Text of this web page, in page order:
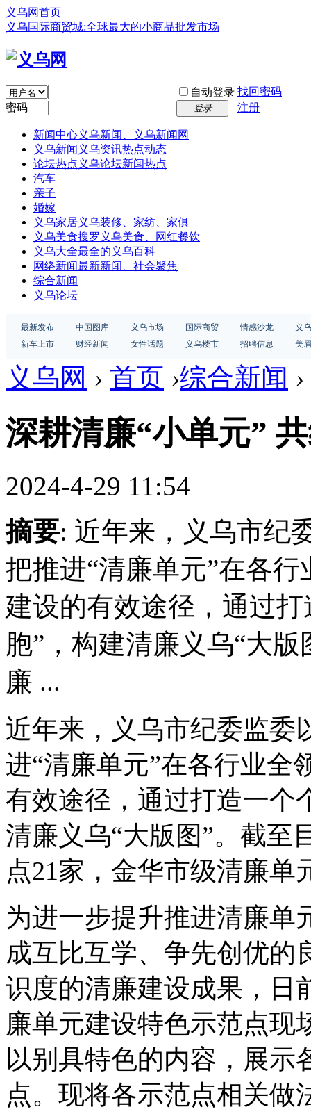
义乌网首页
义乌国际商贸城:全球最大的小商品批发市场
自动登录 找回密码
密码
登录 注册
新闻中心义乌新闻、义乌新闻网
义乌新闻 义乌资讯热点动态
论坛热点 义乌论坛新闻热点
汽车
亲子
婚嫁
义乌家居义乌装修、家纺、家俱
义乌美食搜罗义乌美食、网红餐饮
义乌大全最全的义乌百科
网络新闻最新新闻、社会聚焦
综合新闻
义乌论坛
最新发布 中国图库 义乌市场 国际商贸 情感沙龙
义
新车上市
财经新闻 女性话题 义乌楼市 招聘信息 美
义乌网 › 首页 ›综合新闻 ›
深耕清廉“小单元”
2024-4-29 11:54
摘要: 近年来，义乌市纪
把推进“清廉单元”在各
建设的有效途径，通过
胞”，构建清廉义乌“大
廉 ...
近年来，义乌市纪委监委
进“清廉单元”在各行业全
有效途径，通过打造一个
清廉义乌“大版图”。截至
点21家，金华市级清廉单
为进一步提升推进清廉单
成互比互学、争先创优的
识度的清廉建设成果，日
廉单元建设特色示范点现
以别具特色的内容，展示
点。现将各示范点相关做